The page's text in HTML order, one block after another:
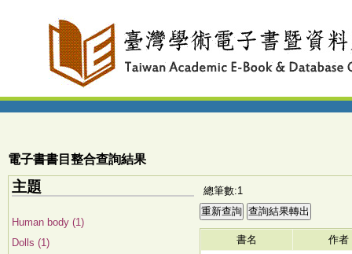
電子書書目整合查詢結果
主題
Human body (1)
Dolls (1)
總筆數:1
書名
作者